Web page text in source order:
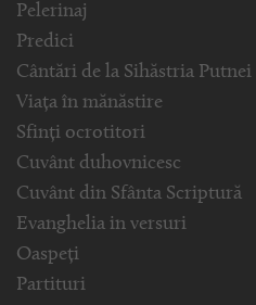
Pelerinaj
Predici
Cântări de la Sihăstria Putnei
Viața în mănăstire
Sfinți ocrotitori
Cuvânt duhovnicesc
Cuvânt din Sfânta Scriptură
Evanghelia in versuri
Oaspeți
Partituri